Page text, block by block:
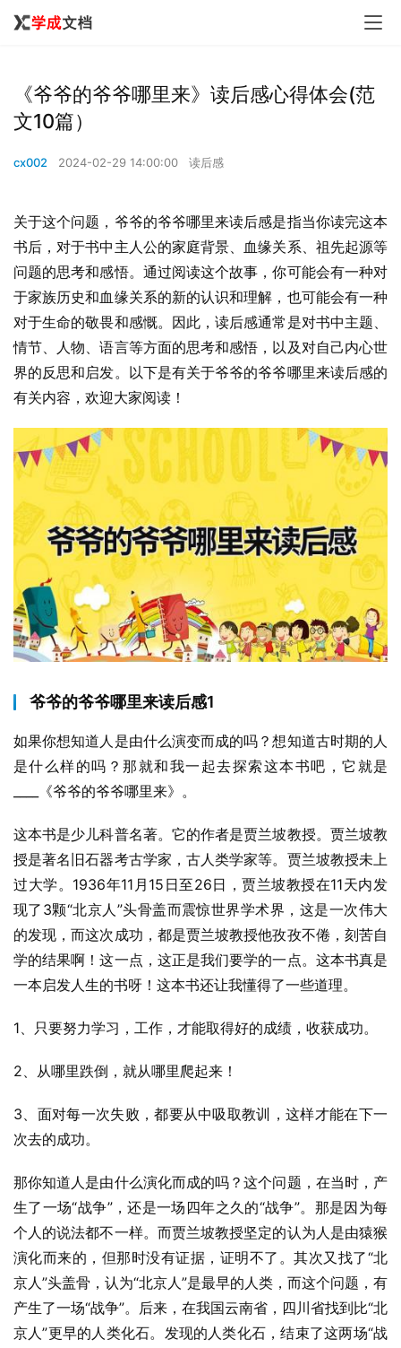
《爷爷的爷爷哪里来》读后感心得体会(范
文10篇）
cx002 2024-02-29 14:00:00 读后感
关于这个问题，爷爷的爷爷哪里来读后感是指当你读完这本
书后，对于书中主人公的家庭背景、血缘关系、祖先起源等
问题的思考和感悟。通过阅读这个故事，你可能会有一种对
于家族历史和血缘关系的新的认识和理解，也可能会有一种
对于生命的敬畏和感慨。因此，读后感通常是对书中主题、
情节、人物、语言等方面的思考和感悟，以及对自己内心世
界的反思和启发。以下是有关于爷爷的爷爷哪里来读后感的
有关内容，欢迎大家阅读！
爷爷的爷爷哪里来读后感1
如果你想知道人是由什么演变而成的吗？想知道古时期的人
是什么样的吗？那就和我一起去探索这本书吧，它就是
____《爷爷的爷爷哪里来》。
这本书是少儿科普名著。它的作者是贾兰坡教授。贾兰坡教
授是著名旧石器考古学家，古人类学家等。贾兰坡教授未上
过大学。1936年11月15日至26日，贾兰坡教授在11天内发
现了3颗“北京人”头骨盖而震惊世界学术界，这是一次伟大
的发现，而这次成功，都是贾兰坡教授他孜孜不倦，刻苦自
学的结果啊！这一点，这正是我们要学的一点。这本书真是
一本启发人生的书呀！这本书还让我懂得了一些道理。
1、只要努力学习，工作，才能取得好的成绩，收获成功。
2、从哪里跌倒，就从哪里爬起来！
3、面对每一次失败，都要从中吸取教训，这样才能在下一
次去的成功。
那你知道人是由什么演化而成的吗？这个问题，在当时，产
生了一场“战争”，还是一场四年之久的“战争”。那是因为每
个人的说法都不一样。而贾兰坡教授坚定的认为人是由猿猴
演化而来的，但那时没有证据，证明不了。其次又找了“北
京人”头盖骨，认为“北京人”是最早的人类，而这个问题，有
产生了一场“战争”。后来，在我国云南省，四川省找到比“北
京人”更早的人类化石。发现的人类化石，结束了这两场“战